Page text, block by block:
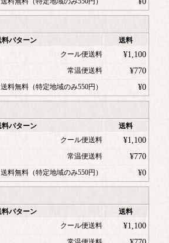
料パターン
送料
クール便送料
¥1,100
常温便送料 ¥770
送料無料（特定地域のみ550円） ¥0
料パターン
送料
クール便送料
¥1,100
常温便送料 ¥770
送料無料（特定地域のみ550円） ¥0
料パターン
送料
クール便送料
¥1,100